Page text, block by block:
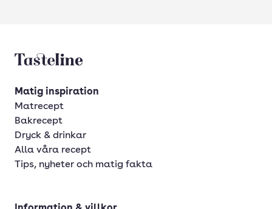
Tasteline startsida
Matig inspiration
Matrecept
Bakrecept
Dryck & drinkar
Alla våra recept
Tips, nyheter och matig fakta